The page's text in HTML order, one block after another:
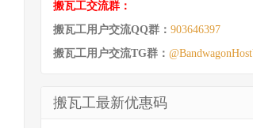
搬瓦工交流群：
搬瓦工用户交流QQ群： 903646397
搬瓦工用户交流TG群：
搬瓦工最新优惠码